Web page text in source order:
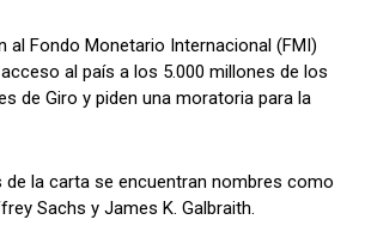
al Fondo Monetario Internacional (FMI)
al país a los 5.000 millones de los
de Giro y piden una moratoria para la
de la carta se encuentran nombres como
Sachs y James K. Galbraith.